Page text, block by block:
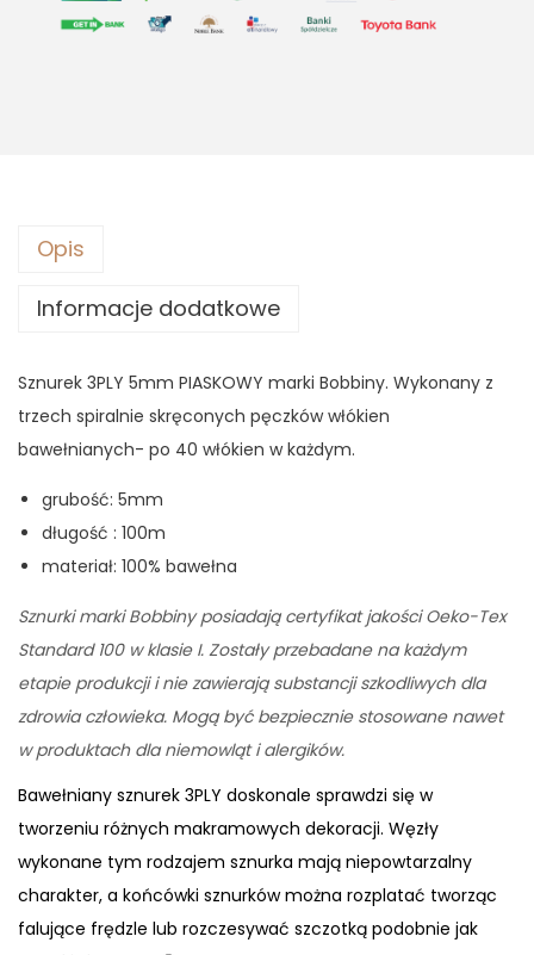
Opis
Informacje dodatkowe
Sznurek 3PLY 5mm PIASKOWY marki Bobbiny. Wykonany z
trzech spiralnie skręconych pęczków włókien
bawełnianych- po 40 włókien w każdym.
grubość: 5mm
długość : 100m
materiał: 100% bawełna
Sznurki marki Bobbiny posiadają certyfikat jakości Oeko-Tex
Standard 100 w klasie I. Zostały przebadane na każdym
etapie produkcji i nie zawierają substancji szkodliwych dla
zdrowia człowieka. Mogą być bezpiecznie stosowane nawet
w produktach dla niemowląt i alergików.
Bawełniany sznurek 3PLY doskonale sprawdzi się w
tworzeniu różnych makramowych dekoracji. Węzły
wykonane tym rodzajem sznurka mają niepowtarzalny
charakter, a końcówki sznurków można rozplatać tworząc
falujące frędzle lub rozczesywać szczotką podobnie jak